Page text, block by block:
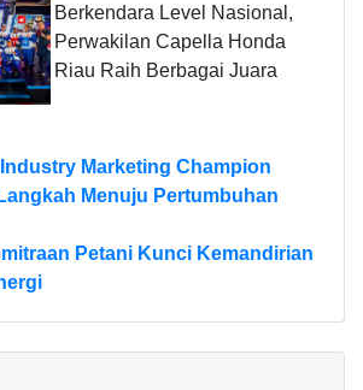
Berkendara Level Nasional,
Perwakilan Capella Honda
Riau Raih Berbagai Juara
Marketing Champion
Menuju Pertumbuhan
Petani Kunci Kemandirian